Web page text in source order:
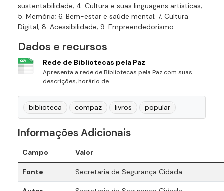
sustentabilidade; 4. Cultura e suas linguagens artísticas;
5. Memória; 6. Bem-estar e saúde mental; 7. Cultura
Digital; 8. Acessibilidade; 9. Empreendedorismo.
Dados e recursos
Rede de Bibliotecas pela Paz
Apresenta a rede de Bibliotecas pela Paz com suas
descrições, horário de...
biblioteca compaz livros popular
Informações Adicionais
Campo Valor
Fonte Secretaria de Segurança Cidadã